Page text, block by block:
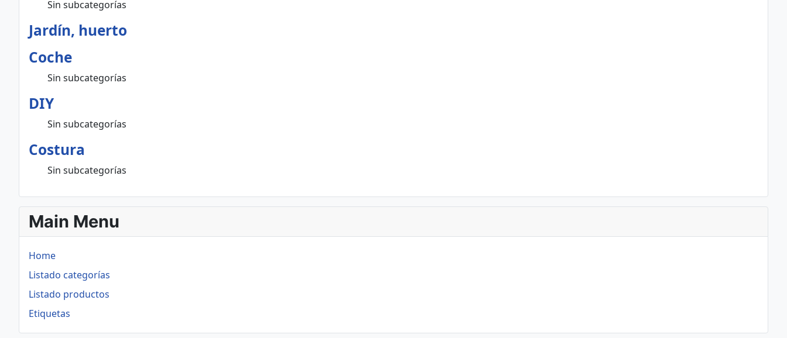
Sin subcategorías
Jardín, huerto
Coche
Sin subcategorías
DIY
Sin subcategorías
Costura
Sin subcategorías
Main Menu
Home
Listado categorías
Listado productos
Etiquetas